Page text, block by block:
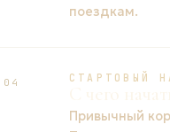
поездкам.
04 СТАРТОВЫЙ
Привычный